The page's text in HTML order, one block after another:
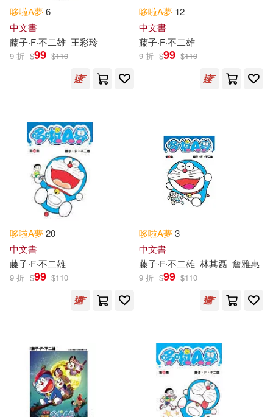
哆啦A夢6
中文書
藤子‧F‧不二雄 王彩玲
9 折 $99 $110
哆啦A夢 12
中文書
藤子‧F‧不二雄
9 折 $99 $110
哆啦A夢20
中文書
藤子‧F‧不二雄
9 折 $99 $110
哆啦A夢3
中文書
藤子‧F‧不二雄 林其磊 詹雅惠
9 折 $99 $110